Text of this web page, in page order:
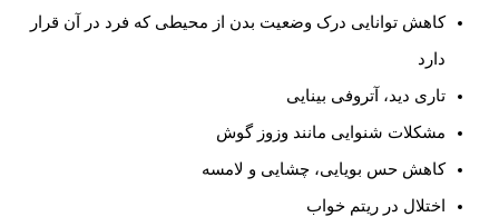
کاهش توانایی درک وضعیت بدن از محیطی که فرد در آن قرار
دارد
تاری دید، آتروفی بینایی
مشکلات شنوایی مانند وزوز گوش
کاهش حس بویایی، چشایی و لامسه
اختلال در ریتم خواب